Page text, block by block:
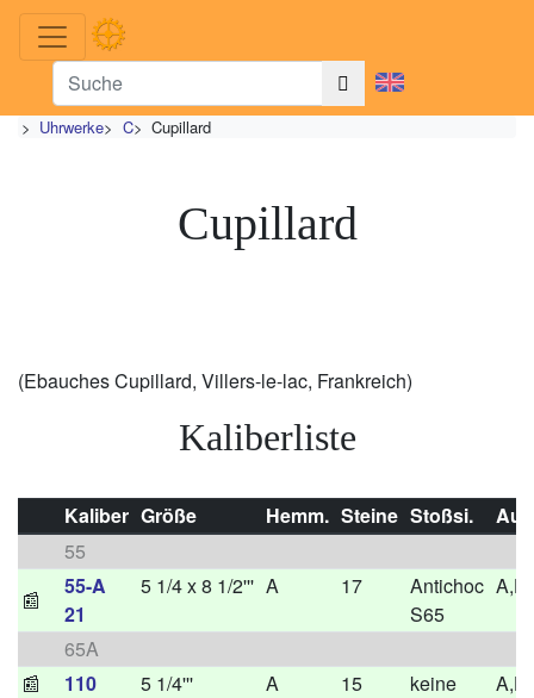
> Uhrwerke> C> Cupillard
Cupillard
(Ebauches Cupillard, Villers-le-lac, Frankreich)
Kaliberliste
Kaliber Größe Hemm. Steine Stoßsi.
55
📰
55-A
21
5 1/4 x 8 1/2''' A 17
Antichoc
S65
65A
📰
110 5 1/4''' A 15 keine